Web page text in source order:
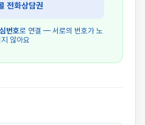
전화상담권
번호로 연결 — 서로의 번호가 노
않아요